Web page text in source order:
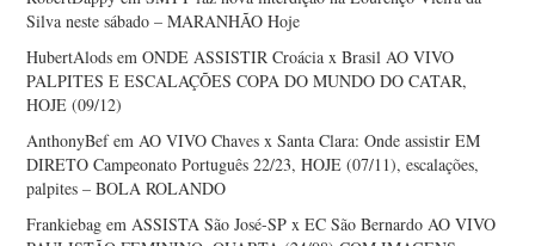
Silva neste sábado – MARANHÃO Hoje
HubertAlods emONDE ASSISTIR Croácia x Brasil AO VIVO
PALPITES E ESCALAÇÕES COPA DO MUNDO DO CATAR,
HOJE (09/12)
AnthonyBefem AO VIVO Chaves x Santa Clara: Onde assistir EM
DIRETO Campeonato Português 22/23, HOJE (07/11), escalações,
palpites – BOLA ROLANDO
Frankiebag em ASSISTA São José-SP x EC São Bernardo AO VIVO